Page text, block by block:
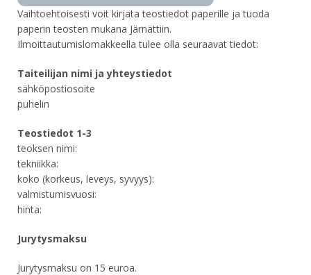
Vaihtoehtoisesti voit kirjata teostiedot paperille ja tuoda
paperin teosten mukana Järnättiin.
Ilmoittautumislomakkeella tulee olla seuraavat tiedot:
Taiteilijan nimi ja yhteystiedot
sähköpostiosoite
puhelin
Teostiedot 1-3
teoksen nimi:
tekniikka:
koko (korkeus, leveys, syvyys):
valmistumisvuosi:
hinta:
Jurytysmaksu
Jurytysmaksu on 15 euroa.